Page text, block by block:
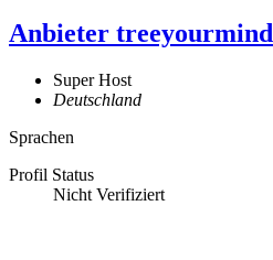
Anbieter treeyourmind
Super Host
Deutschland
Sprachen
Profil Status
Nicht Verifiziert